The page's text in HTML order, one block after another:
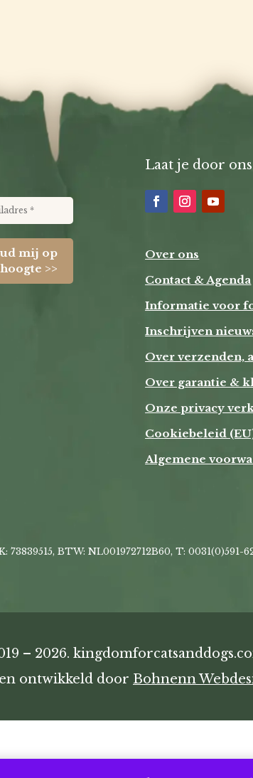
Laat je door
Over ons
Contact & Agenda
Informatie voor
Inschrijven
Over verzenden,
Over garantie &
Onze privacy
Cookiebeleid
Algemene
BTW: NL001972712B60, T:
– 2026.
ontwikkeld door Bohnenn